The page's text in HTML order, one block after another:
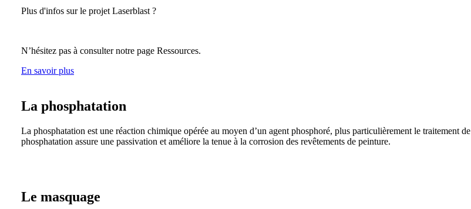
Plus d'infos sur le projet Laserblast ?
N’hésitez pas à consulter notre page Ressources.
En savoir plus
La phosphatation
La phosphatation est une réaction chimique opérée au moyen d’un agent phosphoré, plus particulièrement le traitement
phosphatation assure une passivation et améliore la tenue à la corrosion des revêtements de peinture.
Le masquage